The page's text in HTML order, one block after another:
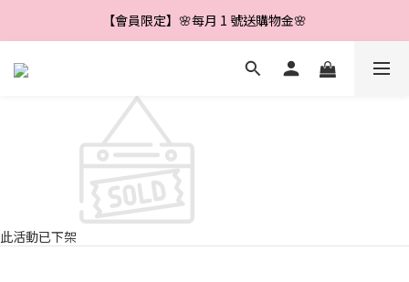
【會員限定】🌼新會員註冊即享＄888 優惠券🌼
【會員限定】🌸每月 1 號送購物金🌸
【會員限定】🌺每滿＄500 送＄40🌺
【會員限定】🌼新會員註冊即享＄888 優惠券🌼
此活動已下架